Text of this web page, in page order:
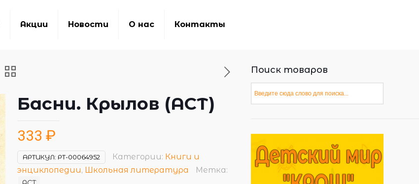
Акции Новости О нас Контакты
Басни. Крылов (АСТ)
333 ₽
АРТИКУЛ: РТ-00064952 Категории: Книги и
энциклопедии, Школьная литература Метка:
Поиск товаров